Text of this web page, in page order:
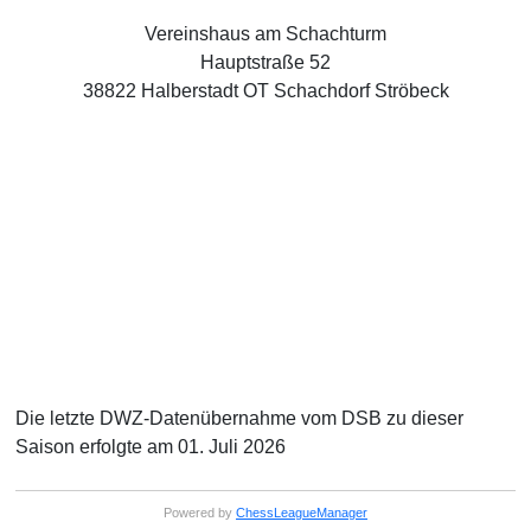
Vereinshaus am Schachturm
Hauptstraße 52
38822 Halberstadt OT Schachdorf Ströbeck
Die letzte DWZ-Datenübernahme vom DSB zu dieser
Saison erfolgte am 01. Juli 2026
Powered by ChessLeagueManager